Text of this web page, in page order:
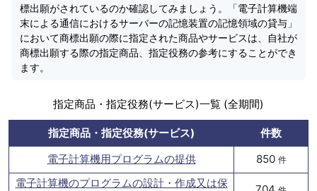
標出願がされているのか確認してみましょう。「電子計算機端
末による通信におけるサーバーの記憶装置の記憶領域の貸与」
において商標出願の際に指定された商品やサービスは、自社が
商標出願する際の指定商品、指定役務の参考にすることができ
ます。
指定商品・指定役務(サービス)一覧 (全期間)
指定商品・指定役務(サービス)
件数
電子計算機用プログラムの提供
850 件
電子計算機のプログラムの設計・作成又は保